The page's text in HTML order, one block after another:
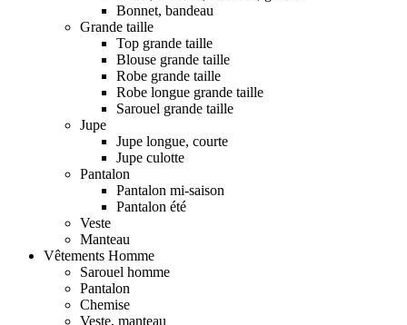
Bonnet, bandeau
Grande taille
Top grande taille
Blouse grande taille
Robe grande taille
Robe longue grande taille
Sarouel grande taille
Jupe
Jupe longue, courte
Jupe culotte
Pantalon
Pantalon mi-saison
Pantalon été
Veste
Manteau
Vêtements Homme
Sarouel homme
Pantalon
Chemise
Veste, manteau